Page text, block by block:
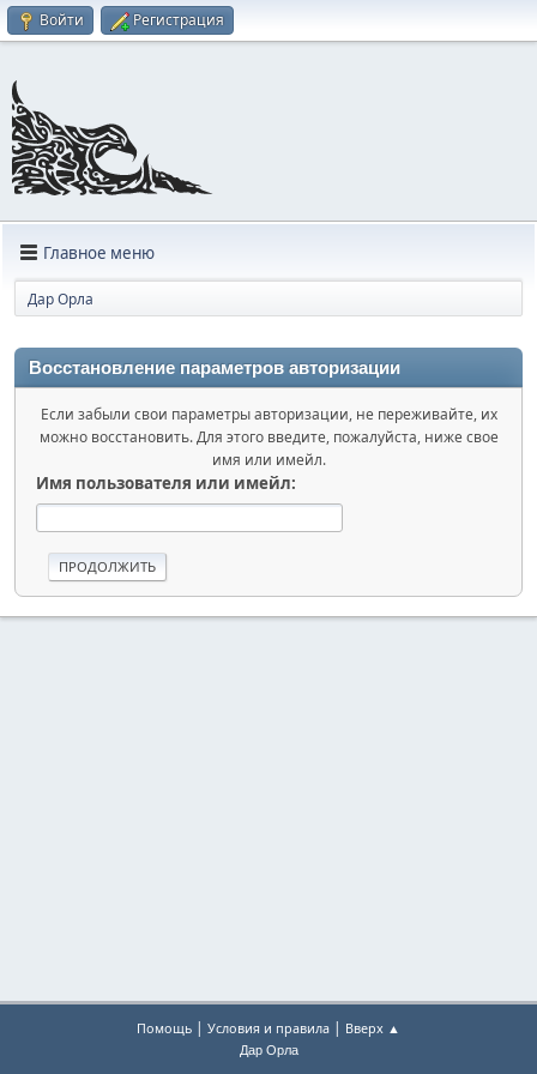
Войти Регистрация
Главное меню
Дар Орла
Восстановление параметров авторизации
Если забыли свои параметры авторизации, не переживайте, их
можно восстановить. Для этого введите, пожалуйста, ниже свое
имя или имейл.
Имя пользователя или имейл:
Помощь | Условия и правила | Вверх ▲
Дар Орла